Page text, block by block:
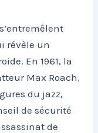
révèle un
En 1961, la
Max Roach,
du jazz,
de sécurité
de